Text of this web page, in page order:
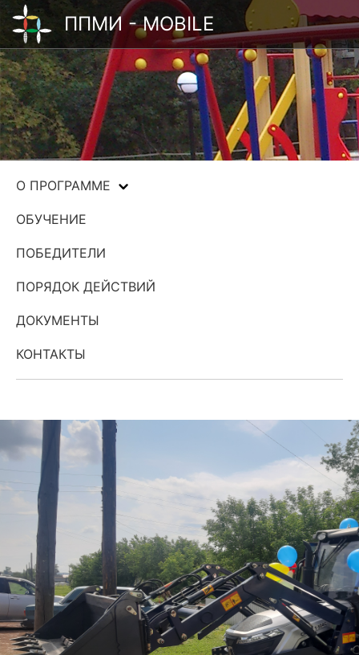
ППМИ - MOBILE
О ПРОГРАММЕ
ОБУЧЕНИЕ
ПОБЕДИТЕЛИ
ПОРЯДОК ДЕЙСТВИЙ
ДОКУМЕНТЫ
КОНТАКТЫ